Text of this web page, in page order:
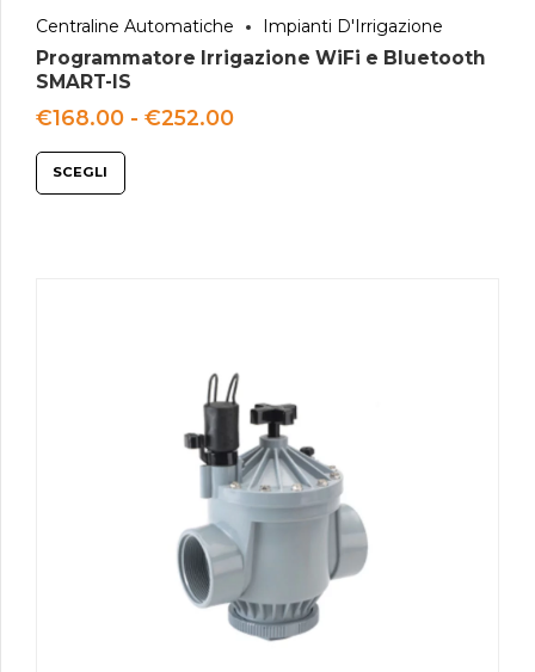
Centraline Automatiche Impianti D'Irrigazione
Programmatore Irrigazione WiFi e Bluetooth
SMART-IS
€168.00 - €252.00Fascia
SCEGLI